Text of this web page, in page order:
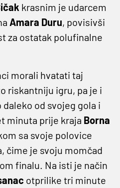
krasnim je udarcem
Amara Duru, povisivši
za ostatak polufinalne
morali hvatati taj
riskantniju igru, pa je i
od svojeg gola i
minuta prije kraja Borna
sa svoje polovice
čime je svoju momčad
finalu. Na isti je način
otprilike tri minute